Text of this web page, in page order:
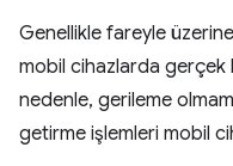
Genellikle fareyle
mobil cihazlarda gerçek
nedenle, gerileme
getirme işlemleri mobil